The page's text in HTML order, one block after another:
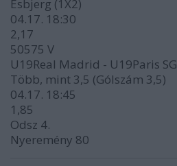
Esbjerg (1X2)
04.17. 18:30
2,17
50575 V
U19Real Madrid - U19Paris SG
Több, mint 3,5 (Gólszám 3,5)
04.17. 18:45
1,85
Odsz 4.
Nyeremény 80